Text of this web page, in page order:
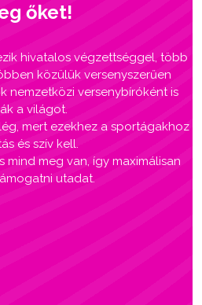
őket!
hivatalos végzettséggel, több
közülük versenyszerűen
nemzetközi versenybíróként is
a világot.
mert ezekhez a sportágakhoz
és szív kell.
mind meg van, így maximálisan
utadat.